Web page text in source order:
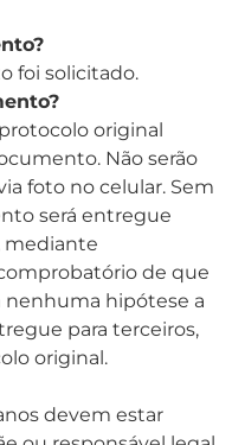
foi solicitado.
original
Não serão
foto no celular. Sem
será entregue
mediante
de que
nenhuma hipótese a
para terceiros,
original.
devem estar